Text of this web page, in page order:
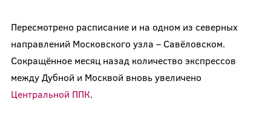
Пересмотрено расписание и на одном из северных
направлений Московского узла – Савёловском.
Сокращённое месяц назад количество экспрессов
между Дубной и Москвой вновь увеличено
Центральной ППК.